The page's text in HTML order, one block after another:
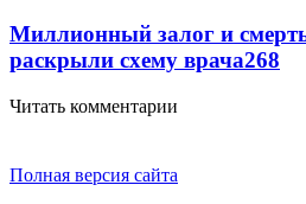
Миллионный залог и
раскрыли схему врача268
Читать комментарии
Полная версия сайта